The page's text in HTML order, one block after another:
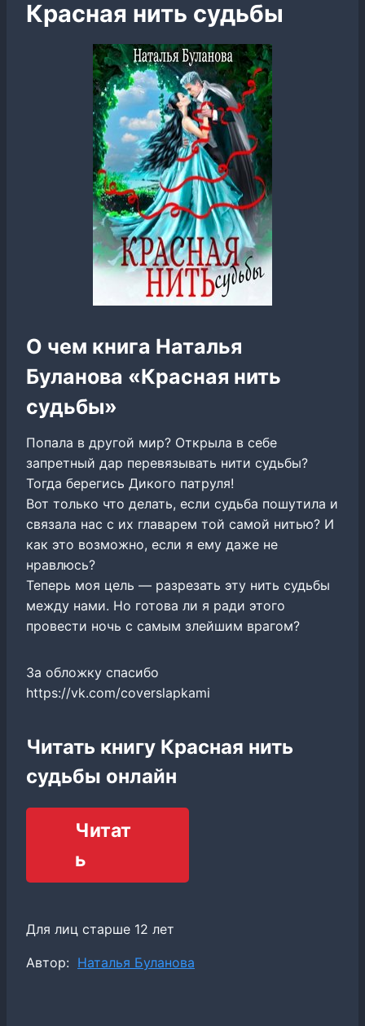
Красная нить судьбы
О чем книга Наталья
Буланова «Красная нить
судьбы»
Попала в другой мир? Открыла в себе
запретный дар перевязывать нити судьбы?
Тогда берегись Дикого патруля!
Вот только что делать, если судьба пошутила и
связала нас с их главарем той самой нитью? И
как это возможно, если я ему даже не
нравлюсь?
Теперь моя цель — разрезать эту нить судьбы
между нами. Но готова ли я ради этого
провести ночь с самым злейшим врагом?
За обложку спасибо
https://vk.com/coverslapkami
Читать книгу Красная нить
судьбы онлайн
Читат
ь
Для лиц старше 12 лет
Метки
Автор: Наталья Буланова